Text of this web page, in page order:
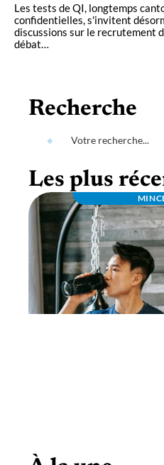
Les tests de QI, longtemps
confidentielles, s'invitent
discussions sur le recrutement
débat…
Recherche
Les plus